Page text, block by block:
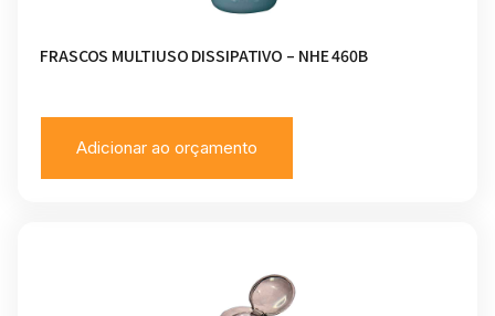
FRASCOS MULTIUSO DISSIPATIVO – NHE 460B
Adicionar ao orçamento